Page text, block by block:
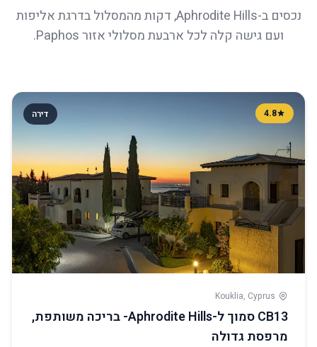
נכסים ב-Aphrodite Hills, דקות מהמסלול בדרגת אליפות
ועם גישה קלה לכל ארבעת מסלולי אזור Paphos.
דירה 4.8
Kouklia, Cyprus
CB13 סמוך ל-Aphrodite Hills- בריכה משותפת,
מרפסת גדולה